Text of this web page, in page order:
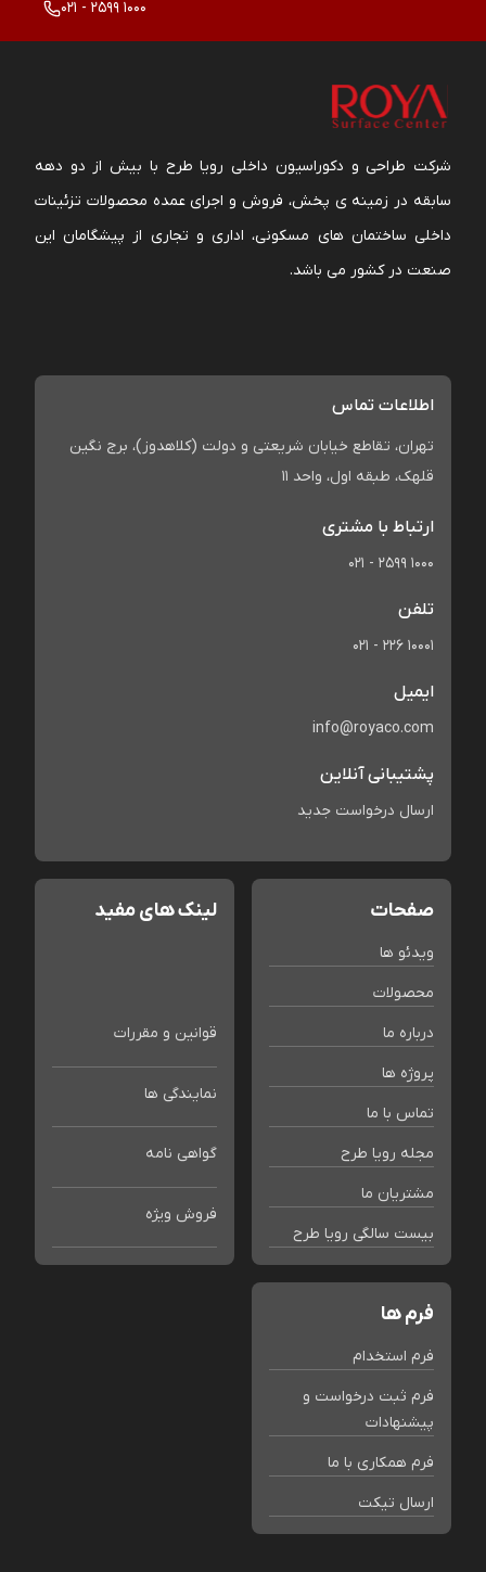
021 - 2599 1000
شرکت طراحی و دکوراسیون داخلی رویا طرح با بیش از دو دهه
سابقه در زمینه ی پخش، فروش و اجرای عمده محصولات تزئینات
داخلی ساختمان های مسکونی، اداری و تجاری از پیشگامان این
صنعت در کشور می باشد.
اطلاعات تماس
تهران، تقاطع خیابان شریعتی و دولت (کلاهدوز)، برج نگین
قلهک، طبقه اول، واحد 11
ارتباط با مشتری
021 - 2599 1000
تلفن
021 - 226 10001
ایمیل
info@royaco.com
پشتیبانی آنلاین
ارسال درخواست جدید
صفحات
ویدئو ها
محصولات
درباره ما
پروژه ها
تماس با ما
مجله رویا طرح
مشتریان ما
بیست سالگی رویا طرح
لینک های مفید
قوانین و مقررات
نمایندگی ها
گواهی نامه
فروش ویژه
فرم ها
فرم استخدام
فرم ثبت درخواست و
پیشنهادات
فرم همکاری با ما
ارسال تیکت